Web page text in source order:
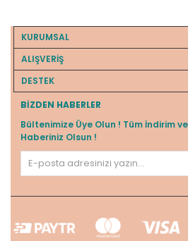
KURUMSAL
ALIŞVERİŞ
DESTEK
BIZDEN HABERLER
Bültenimize Üye Olun ! Tüm İndirim
Haberiniz Olsun !